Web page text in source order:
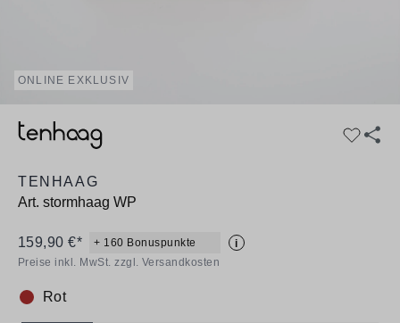
ONLINE EXKLUSIV
TENHAAG
Art. stormhaag WP
159,90 €* + 160 Bonuspunkte
i
Preise inkl. MwSt. zzgl. Versandkosten
Farbe:
Rot